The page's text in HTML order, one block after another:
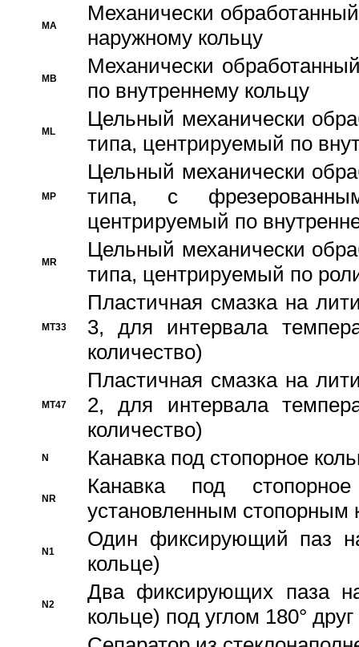
MA
Механически
наружному кольцу
MB
Механически
по внутреннему кольцу
ML
Цельный механически
типа, центрируемый по
MP
Цельный механически
типа, с
центрируемый по
MR
Цельный механически
типа, центрируемый по
MT33
Пластичная смазка на
3, для интервала
количество)
MT47
Пластичная смазка на
2, для интервала
количество)
N Канавка под стопорное
NR
Канавка под
установленным стопорным
N1
Один фиксирующий паз
кольце)
N2
Два фиксирующих паза
кольце) под углом 180° друг